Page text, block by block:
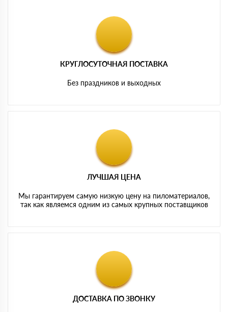
КРУГЛОСУТОЧНАЯ ПОСТАВКА
Без праздников и выходных
ЛУЧШАЯ ЦЕНА
Мы гарантируем самую низкую цену на пиломатериалов,
так как являемся одним из самых крупных поставщиков
ДОСТАВКА ПО ЗВОНКУ